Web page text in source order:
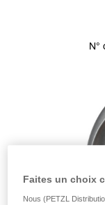
avec un
Nous
liées à
que
N°
Faites un choix
Nous (PETZL